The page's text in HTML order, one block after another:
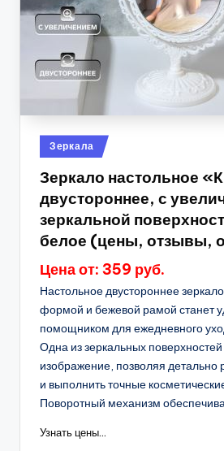
Опубликовано
в
Зеркала
Зеркало настольное
двустороннее, с
зеркальной
белое (цены, отзывы,
Цена от: 359 руб.
Настольное двустороннее
формой и бежевой рамой станет
помощником для ежедневного
Одна из зеркальных
изображение, позволяя детально
и выполнить точные
Поворотный механизм
Узнать цены...